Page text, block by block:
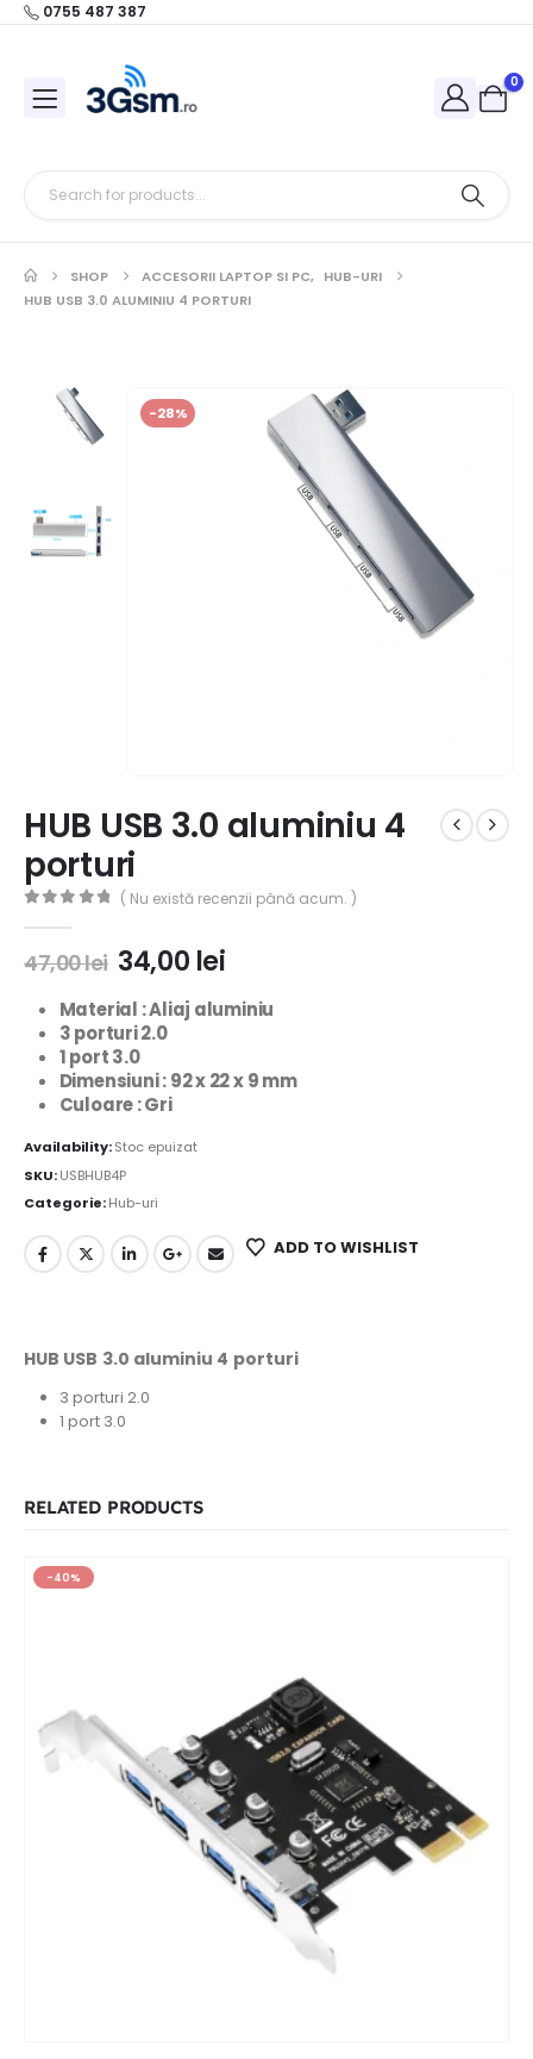
0755 487 387
0
SHOP ACCESORII LAPTOP SI PC, HUB-URI
HUB USB 3.0 ALUMINIU 4 PORTURI
-28%
HUB USB 3.0 aluminiu 4
porturi
( Nu există recenzii până acum. )
47,00lei 34,00 lei
Material : Aliaj aluminiu
3 porturi 2.0
1 port 3.0
Dimensiuni : 92 x 22 x 9 mm
Culoare : Gri
Availability:Stoc epuizat
SKU:USBHUB4P
Categorie:Hub-uri
ADD TO WISHLIST
HUB USB 3.0 aluminiu 4 porturi
3 porturi 2.0
1 port 3.0
RELATED PRODUCTS
-40%